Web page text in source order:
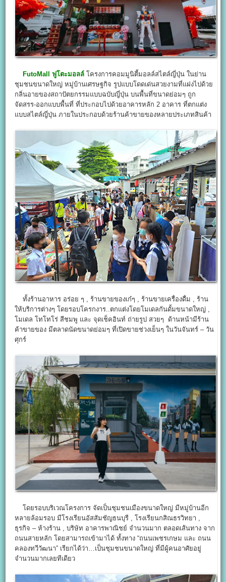
FutoMall ฟูโตะมอลล์ โครงการคอมมูนิตี้มอลล์สไตล์ญี่ปุ่น ในย่าน
ชุมชนขนาดใหญ่ หมู่บ้านเศรษฐกิจ รูปแบบโดดเด่นสวยงามที่แฝงไปด้วย
กลิ่นอายของสถาปัตยกรรมแบบฉบับญี่ปุ่น บนพื้นที่ขนาดย่อมๆ ถูก
จัดสรร-ออกแบบพื้นที่ ที่ประกอบไปด้วยอาคารหลัก 2 อาคาร ที่ตกแต่ง
แบบสไตล์ญี่ปุ่น ภายในประกอบด้วยร้านค้าขายของหลายประเภทสินค้า
ทั้งร้านอาหาร อร่อย ๆ , ร้านขายของเก๋ๆ , ร้านขายเครื่องดื่ม , ร้าน
ให้บริการต่างๆ โดยรอบโครกงาร..ตกแต่งโดยโมเดลกันดั้มขนาดใหญ่ ,
โมเดล โทโทโร่ สีชมพู และ จุดเช็คอินท์ ถ่ายรูป สวยๆ ด้านหน้ามีร้าน
ค้าขายของ มีตลาดนัดขนาดย่อมๆ ที่เปิดขายช่วงเย็นๆ ในวันจันทร์ – วัน
ศุกร์
โดยรอบบริเวณโครงการ จัดเป็นชุมชนเมืองขนาดใหญ่ มีหมู่บ้านอีก
หลายล้อมรอบ มีโรงเรียนอัสสัมชัญธนบุรี , โรงเรียนกสิณธรวิทยา ,
ธุรกิจ – ห้างร้าน , บริษัท อาคารพาณิชย์ จำนวนมาก ตลอดเส้นทาง จาก
ถนนสายหลัก โดยสามารถเข้ามาได้ ทั้งทาง “ถนนเพชรเกษม และ ถนน
คลองทวีวัฒนา” เรียกได้ว่า…เป็นชุมชนขนาดใหญ่ ที่มีผู้คนอาศัยอยู่
จำนวนมากเลยทีเดียว